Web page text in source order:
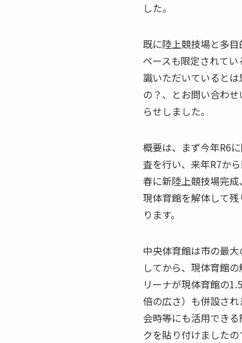
した。
既に陸上競技場と多
ペースも限定されて
識いただいていると
の？、とお問い合わ
らせしました。
概要は、まず今年R6
査を行い、来年R7か
春に新陸上競技場完成
現体育館を解体して
ります。
中央体育館は市の最
してから、現体育館
リーナが現体育館の
倍の広さ）も併設さ
会時等にも活用でき
クを貼り付けましたの